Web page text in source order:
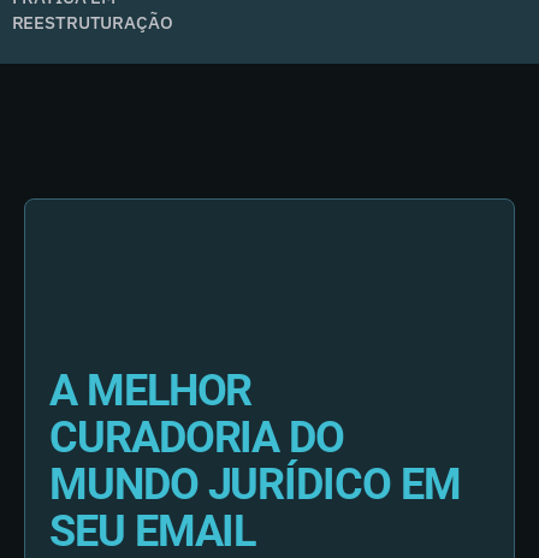
REESTRUTURAÇÃO
A MELHOR
CURADORIA DO
MUNDO JURÍDICO EM
SEU EMAIL